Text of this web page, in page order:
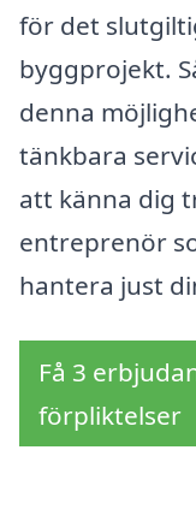
för det
byggprojekt.
denna
tänkbara
att känna dig
entreprenör
hantera just
Få 3
förpliktelser